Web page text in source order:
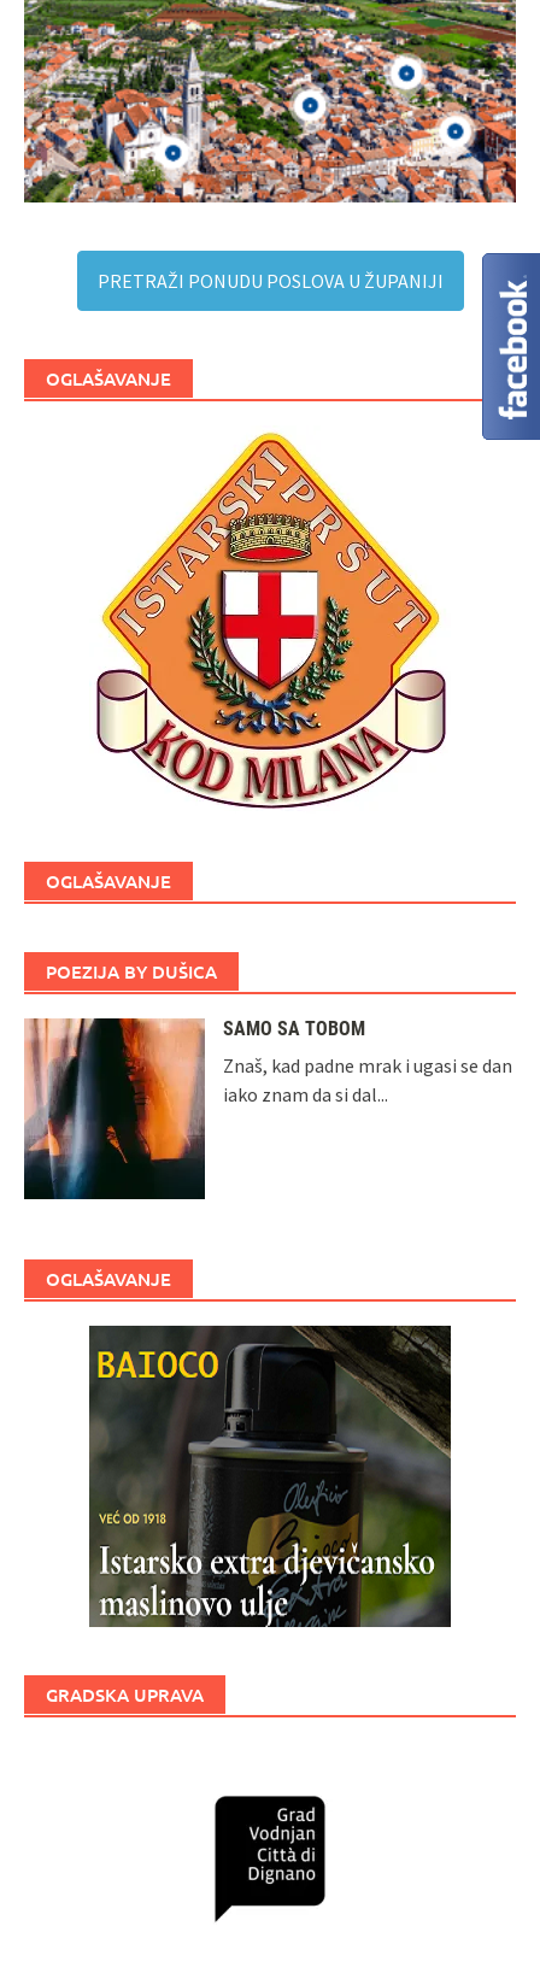
PRETRAŽI PONUDU POSLOVA U ŽUPANIJI
OGLAŠAVANJE
OGLAŠAVANJE
POEZIJA BY DUŠICA
SAMO SA TOBOM
Znaš, kad padne mrak i ugasi se dan
iako znam da si dal...
OGLAŠAVANJE
GRADSKA UPRAVA